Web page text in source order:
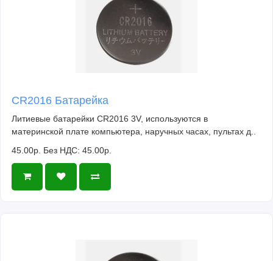
CR2016 Батарейка
Литиевые батарейки CR2016 3V, используются в
материнской плате компьютера, наручных часах, пультах д..
45.00р. Без НДС: 45.00р.